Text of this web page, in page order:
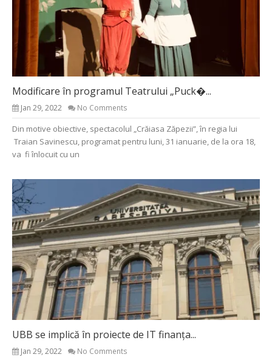
Modificare în programul Teatrului „Puck�...
Jan 29, 2022 No Comments
Din motive obiective, spectacolul „Crăiasa Zăpezii”, în regia lui
Traian Savinescu, programat pentru luni, 31 ianuarie, de la ora 18,
va fi înlocuit cu un
UBB se implică în proiecte de IT finanța...
Jan 29, 2022 No Comments